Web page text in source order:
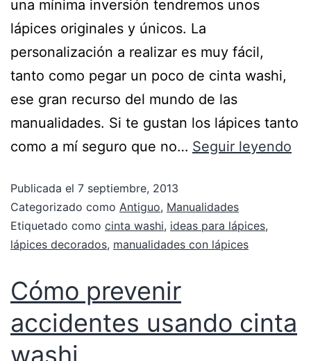
una mínima inversión tendremos unos
lápices originales y únicos. La
personalización a realizar es muy fácil,
tanto como pegar un poco de cinta washi,
ese gran recurso del mundo de las
manualidades. Si te gustan los lápices tanto
como a mí seguro que no… Seguir leyendo
Publicada el 7 septiembre, 2013
Categorizado como Antiguo, Manualidades
Etiquetado como cinta washi, ideas para lápices,
lápices decorados, manualidades con lápices
Cómo prevenir
accidentes usando cinta
washi